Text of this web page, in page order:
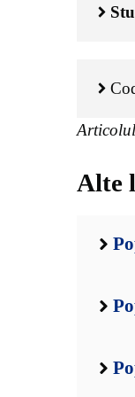
Articolul
Alte